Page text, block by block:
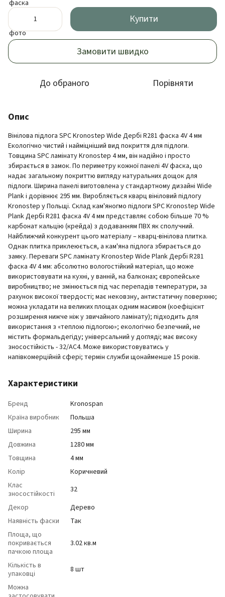
Купити
Замовити швидко
До обраного Порівняти
Опис
Вінілова підлога SPC Kronostep Wide Дербі R281 фаска 4V 4 мм
Екологічно чистий і найміцніший вид покриття для підлоги.
Товщина SPC ламінату Kronostep 4 мм, він надійно і просто
збирається в замок. По периметру кожної панелі 4V фаска, що
надає загальному покриттю вигляду натуральних дощок для
підлоги. Ширина панелі виготовлена у стандартному дизайні Wide
Plank і дорівнює 295 мм. Виробляється кварц вініловий підлогу
Kronostep у Польщі. Склад кам'яногмо підлоги SPC Kronostep Wide
Plank Дербі R281 фаска 4V 4 мм представляє собою більше 70 %
карбонат кальцію (крейда) з додаванням ПВХ як сполучний.
Найближчий конкурент цього матеріалу – кварц-вінілова плитка.
Однак плитка приклеюється, а кам'яна підлога збирається до
замку. Переваги SPC ламінату Kronostep Wide Plank Дербі R281
фаска 4V 4 мм: абсолютно вологостійкий матеріал, що може
використовувати на кухні, у ванній, на балконах; європейське
виробництво; не змінюється під час перепадів температури, за
рахунок високої твердості; має нековзну, антистатичну поверхню;
можна укладати на великих площах одним масивом (коефіцієнт
розширення нижче ніж у звичайного ламінату); підходить для
використання з «теплою підлогою»; екологічно безпечний, не
містить формальдегіду; універсальний у догляді; має високу
зносостійкість - 32/АС4. Може використовуватись у
напівкомерційній сфері; термін служби щонайменше 15 років.
Характеристики
Бренд
Kronospan
Країна виробник
Польша
Ширина
295 мм
Довжина
1280 мм
Товщина
4 мм
Колір
Коричневий
Клас
зносостійкості
32
Декор
Дерево
Наявність фаски
Так
Площа, що
покривається
пачкою площа
3.02 кв.м
Кількість в
упаковці
8 шт
Можна